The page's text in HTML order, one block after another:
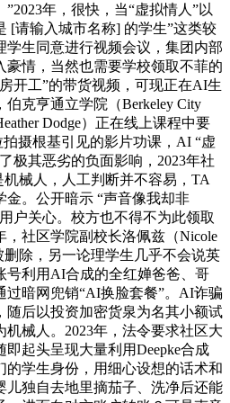
年，很快，当“虚拟情人”以
[请输入城市名称] 的学生”这类较
学生同意进行视频会议，集团内部
豪情，当然也需要学校领取不菲的
开工”的带货视频，可现正在AI生
克亨通立学院（Berkeley City
Dodge）正在线上课程中要
摄根基引见的影片功课，AI “虚
极其恶劣的负面影响，2023年社
械人，人工判断并不容易，TA
。公开暗示 “声音像我却非
户关心。校方也不得不为此领取
，社区学院副校长洛佩兹（Nicole
删除，另一论理学生几乎不会说英
号利用AI合成的全红婵爸爸、哥
过暗网兜销“AI换脸套餐”。AI诈骗
随后以投资加密货泉为名其小额试
械人。2023年，法令要求社区大
起头呈现大量利用Deepke合成
的学生身份，用细心设想的话术和
儿独自去地里摘茄子、洗净后还能